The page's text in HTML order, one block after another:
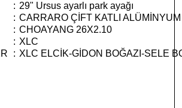
: 29" Ursus ayarlı park ayağı
: CARRARO ÇİFT KATLI ALÜMİNYUM
: CHOAYANG 26X2.10
: XLC
: XLC ELCİK-GİDON BOĞAZI-SELE